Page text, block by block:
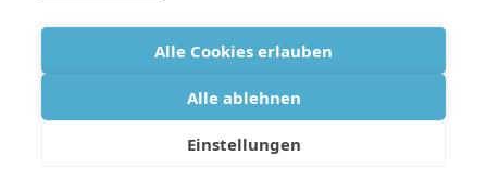
Alle Cookies erlauben
Alle ablehnen
Einstellungen